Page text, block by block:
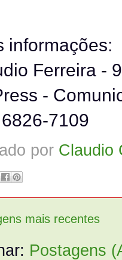
informações:
Ferreira -
-
7109
por Claudio
mais recentes
Postagens